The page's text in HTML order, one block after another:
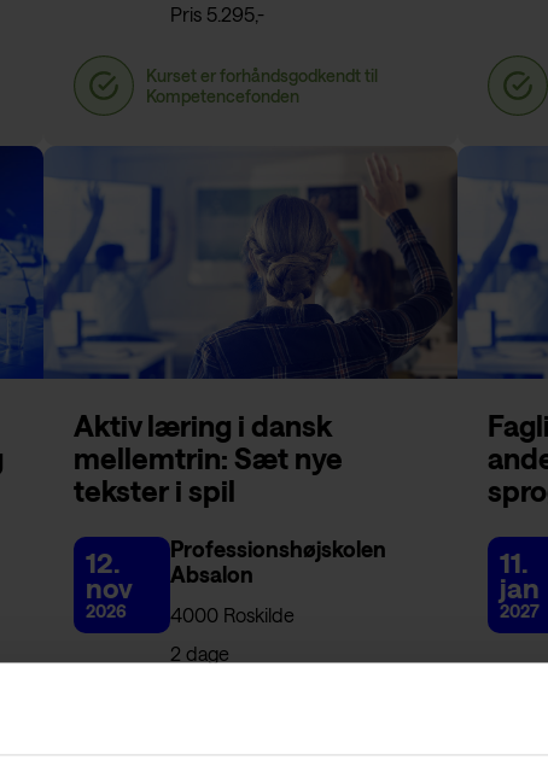
Pris 5.295,-
Aktiv læring i dansk
mellemtrin: Sæt nye
tekster i spil
12.
nov
2026
Professionshøjskolen
Absalon
4000 Roskilde
2 dage
11.
jan
2027